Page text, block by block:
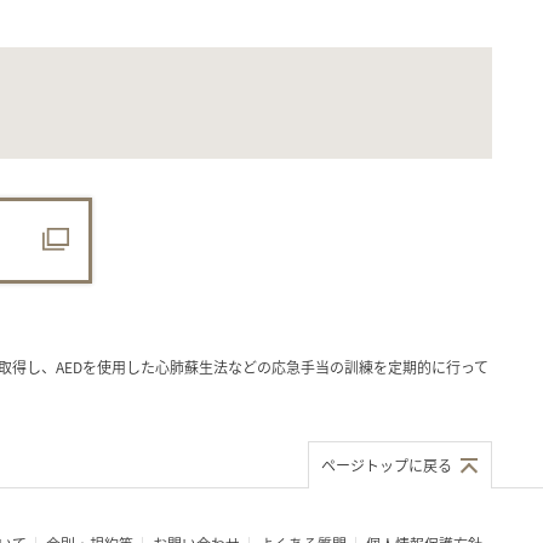
し、AEDを使用した心肺蘇生法などの応急手当の訓練を定期的に行って
ページトップに戻る